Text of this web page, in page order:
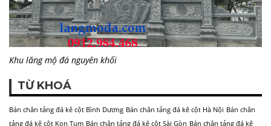
Khu lăng mộ đá nguyên khối
TỪ KHOÁ
Bán chân tảng đá kê cột Bình Dương Bán chân tảng đá kê cột Hà Nội Bán chân
tảng đá kê cột Kon Tum Bán chân tảng đá kê cột Sài Gòn Bán chân tảng đá kê